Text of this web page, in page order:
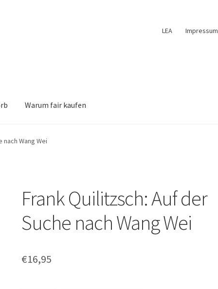
LEA Impressum
Warum fair kaufen
nach Wang Wei
Frank Quilitzsch: Auf der
Suche nach Wang Wei
€16,95